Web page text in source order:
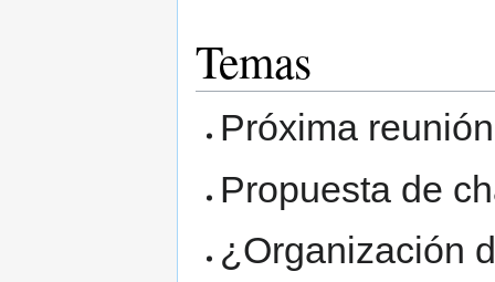
Temas
Próxima
Propuesta de
¿Organización